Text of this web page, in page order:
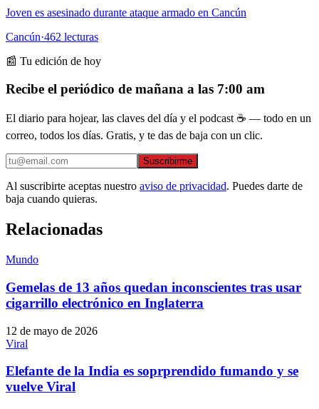
Joven es asesinado durante ataque armado en Cancún
Cancún·462 lecturas
📰 Tu edición de hoy
Recibe el periódico de mañana a las 7:00 am
El diario para hojear, las claves del día y el podcast ☕ — todo en un
correo, todos los días. Gratis, y te das de baja con un clic.
Suscribirme
Al suscribirte aceptas nuestro aviso de privacidad. Puedes darte de
baja cuando quieras.
Relacionadas
Mundo
Gemelas de 13 años quedan inconscientes tras usar
cigarrillo electrónico en Inglaterra
12 de mayo de 2026
Viral
Elefante de la India es soprprendido fumando y se
vuelve Viral